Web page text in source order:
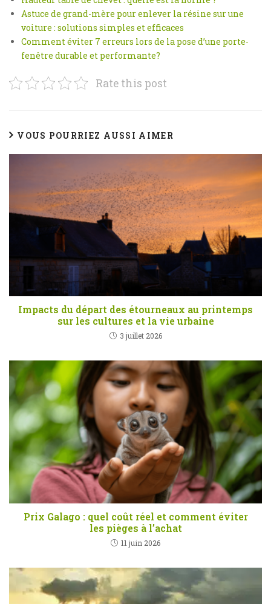
Astuce de grand-mère pour enlever la résine sur une
voiture : solutions simples et efficaces
Comment éviter 7 erreurs lors de la pose d’une porte-
fenêtre durable et performante?
Rate this post
VOUS POURRIEZ AUSSI AIMER
Impacts du départ des étourneaux au printemps
sur les cultures et la vie urbaine
3 juillet 2026
Prix Galago : quel coût réel et comment éviter
les pièges à l’achat
11 juin 2026